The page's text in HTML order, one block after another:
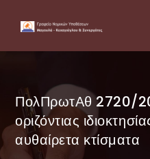
ΠολΠρωτΑθ 2720/
οριζόντιας
αυθαίρετα κτίσματα